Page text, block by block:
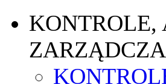
KONTROLE,
ZARZĄDCZA